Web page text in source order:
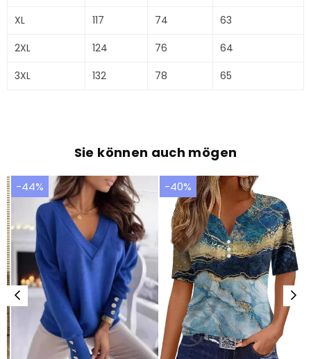
XL
117 74
63
2XL
124 76
64
3XL
132 78 65
Sie können auch mögen
-44% -40%